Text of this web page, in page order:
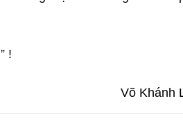
!
Võ Khánh